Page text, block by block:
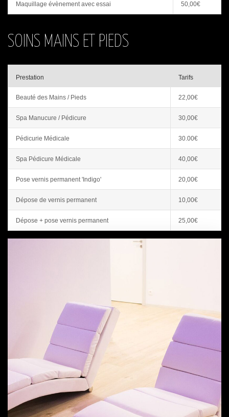
Maquillage évènement avec essai 50,00€
SOINS MAINS ET PIEDS
Prestation Tarifs
Beauté des Mains / Pieds 22,00€
Spa Manucure / Pédicure 30,00€
Pédicurie Médicale 30.00€
Spa Pédicure Médicale 40,00€
Pose vernis permanent 'Indigo' 20,00€
Dépose de vernis permanent 10,00€
Dépose + pose vernis permanent 25,00€